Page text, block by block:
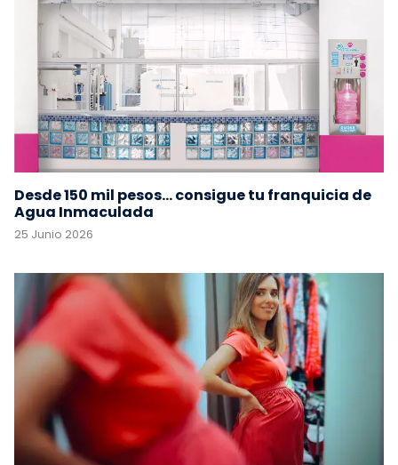
Desde 150 mil pesos... consigue tu franquicia de
Agua Inmaculada
25 Junio 2026